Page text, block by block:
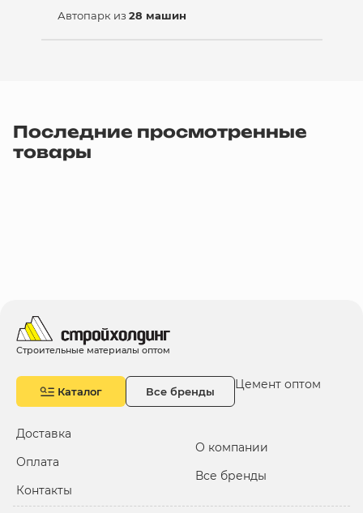
Автопарк из 28 машин
Последние просмотренные
товары
Строительные материалы оптом
Каталог Все бренды Цемент оптом
Доставка
Оплата
Контакты
О компании
Все бренды